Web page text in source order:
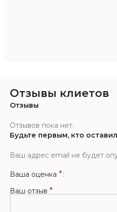
Отзывы клиетов
Отзывы
Отзывов пока нет.
Будьте первым, кто
Ваш адрес email не будет
Ваша оценка *
Ваш отзыв *